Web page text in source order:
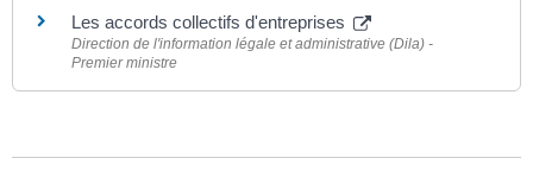
Les accords collectifs d'entreprises
Direction de l'information légale et administrative (Dila) -
Premier ministre